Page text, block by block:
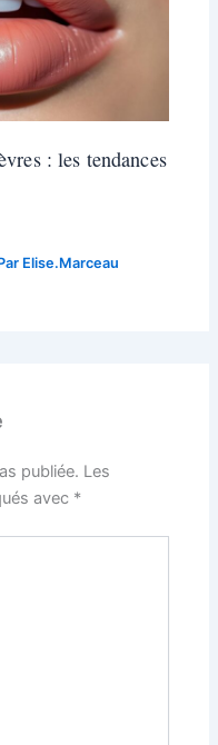
: les tendances
Elise.Marceau
publiée. Les
avec *